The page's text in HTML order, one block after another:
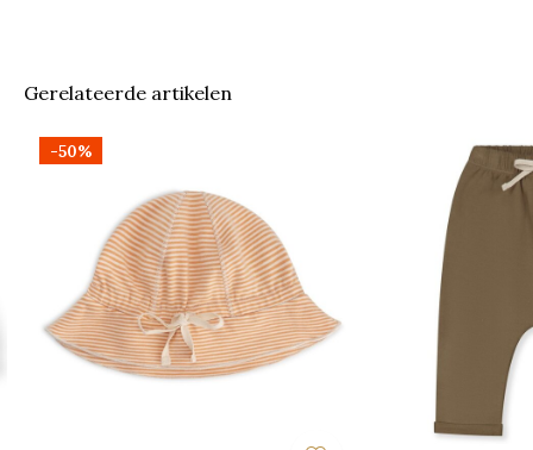
Gerelateerde artikelen
-50%